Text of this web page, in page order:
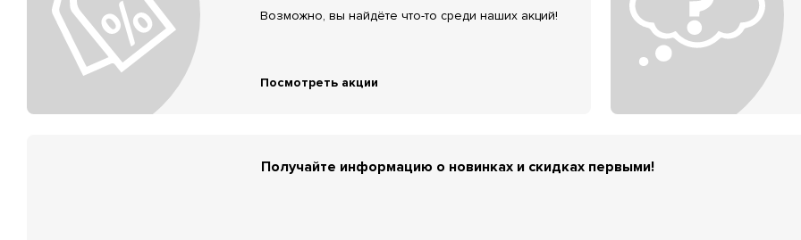
Возможно, вы найдёте что-то среди наших акций!
Посмотреть акции
Получайте информацию о новинках и скидках первыми!